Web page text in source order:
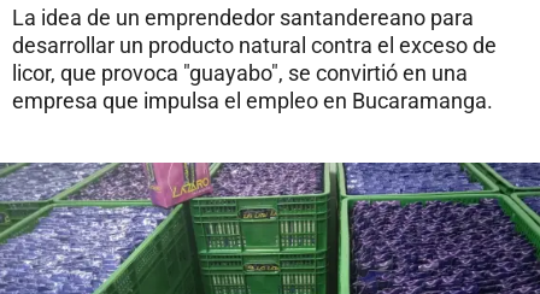
La idea de un emprendedor santandereano para
desarrollar un producto natural contra el exceso de
licor, que provoca "guayabo", se convirtió en una
empresa que impulsa el empleo en Bucaramanga.